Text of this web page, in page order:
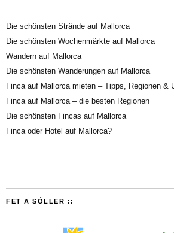
Die schönsten Strände auf Mallorca
Die schönsten Wochenmärkte auf Mallorca
Wandern auf Mallorca
Die schönsten Wanderungen auf Mallorca
Finca auf Mallorca mieten – Tipps, Regionen &
Finca auf Mallorca – die besten Regionen
Die schönsten Fincas auf Mallorca
Finca oder Hotel auf Mallorca?
FET A SÓLLER ::